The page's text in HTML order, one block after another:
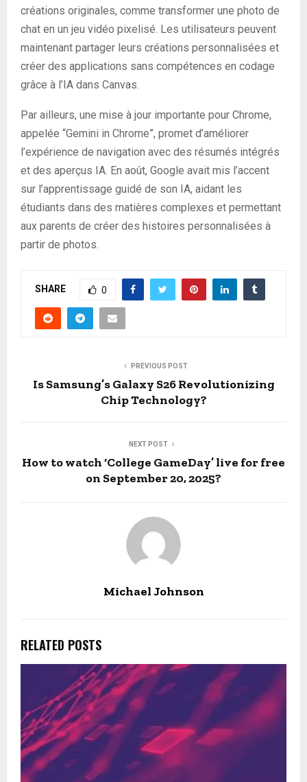
créations originales, comme transformer une photo de
chat en un jeu vidéo pixelisé. Les utilisateurs peuvent
maintenant partager leurs créations personnalisées et
créer des applications sans compétences en codage
grâce à l’IA dans Canvas.
Par ailleurs, une mise à jour importante pour Chrome,
appelée “Gemini in Chrome”, promet d’améliorer
l’expérience de navigation avec des résumés intégrés
et des aperçus IA. En août, Google avait mis l’accent
sur l’apprentissage guidé de son IA, aidant les
étudiants dans des matières complexes et permettant
aux parents de créer des histoires personnalisées à
partir de photos.
SHARE 0
PREVIOUS POST
Is Samsung’s Galaxy S26 Revolutionizing
Chip Technology?
NEXT POST
How to watch ‘College GameDay’ live for free
on September 20, 2025?
Michael Johnson
RELATED POSTS